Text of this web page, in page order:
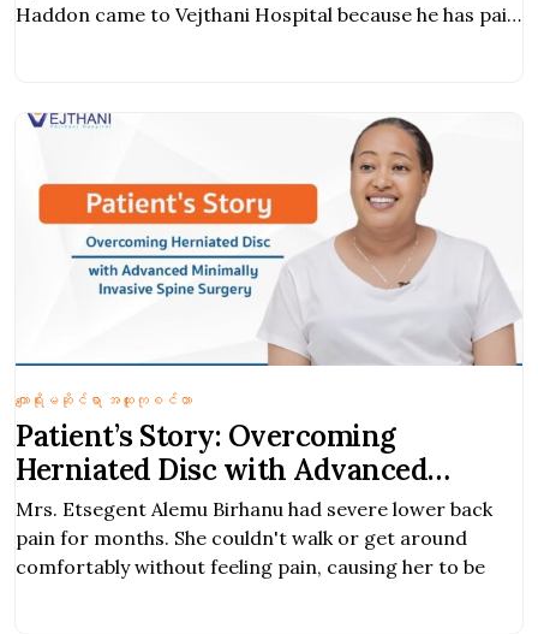
Haddon came to Vejthani Hospital because he has pain
Patient’s Story: Overcoming
Herniated Disc with Advanced
Minimally Invasive Spine Surgery
Mrs. Etsegent Alemu Birhanu had severe lower back
pain for months. She couldn't walk or get around
comfortably without feeling pain, causing her to be
ကျောရိုးမဆိုင်ရာ အထူးကုစင်တာ